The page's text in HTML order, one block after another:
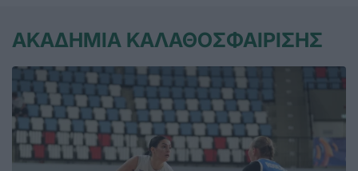
ΑΚΑΔΗΜΙΑ ΚΑΛΑΘΟΣΦΑΙΡΙΣΗΣ